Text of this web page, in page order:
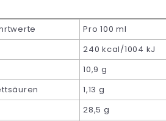
Pro 100 ml
240 kcal/1004 kJ
10,9 g
1,13 g
28,5 g